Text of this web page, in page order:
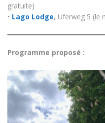
gratuite)
• Lago Lodge, Uferweg 5 (le
Programme proposé :